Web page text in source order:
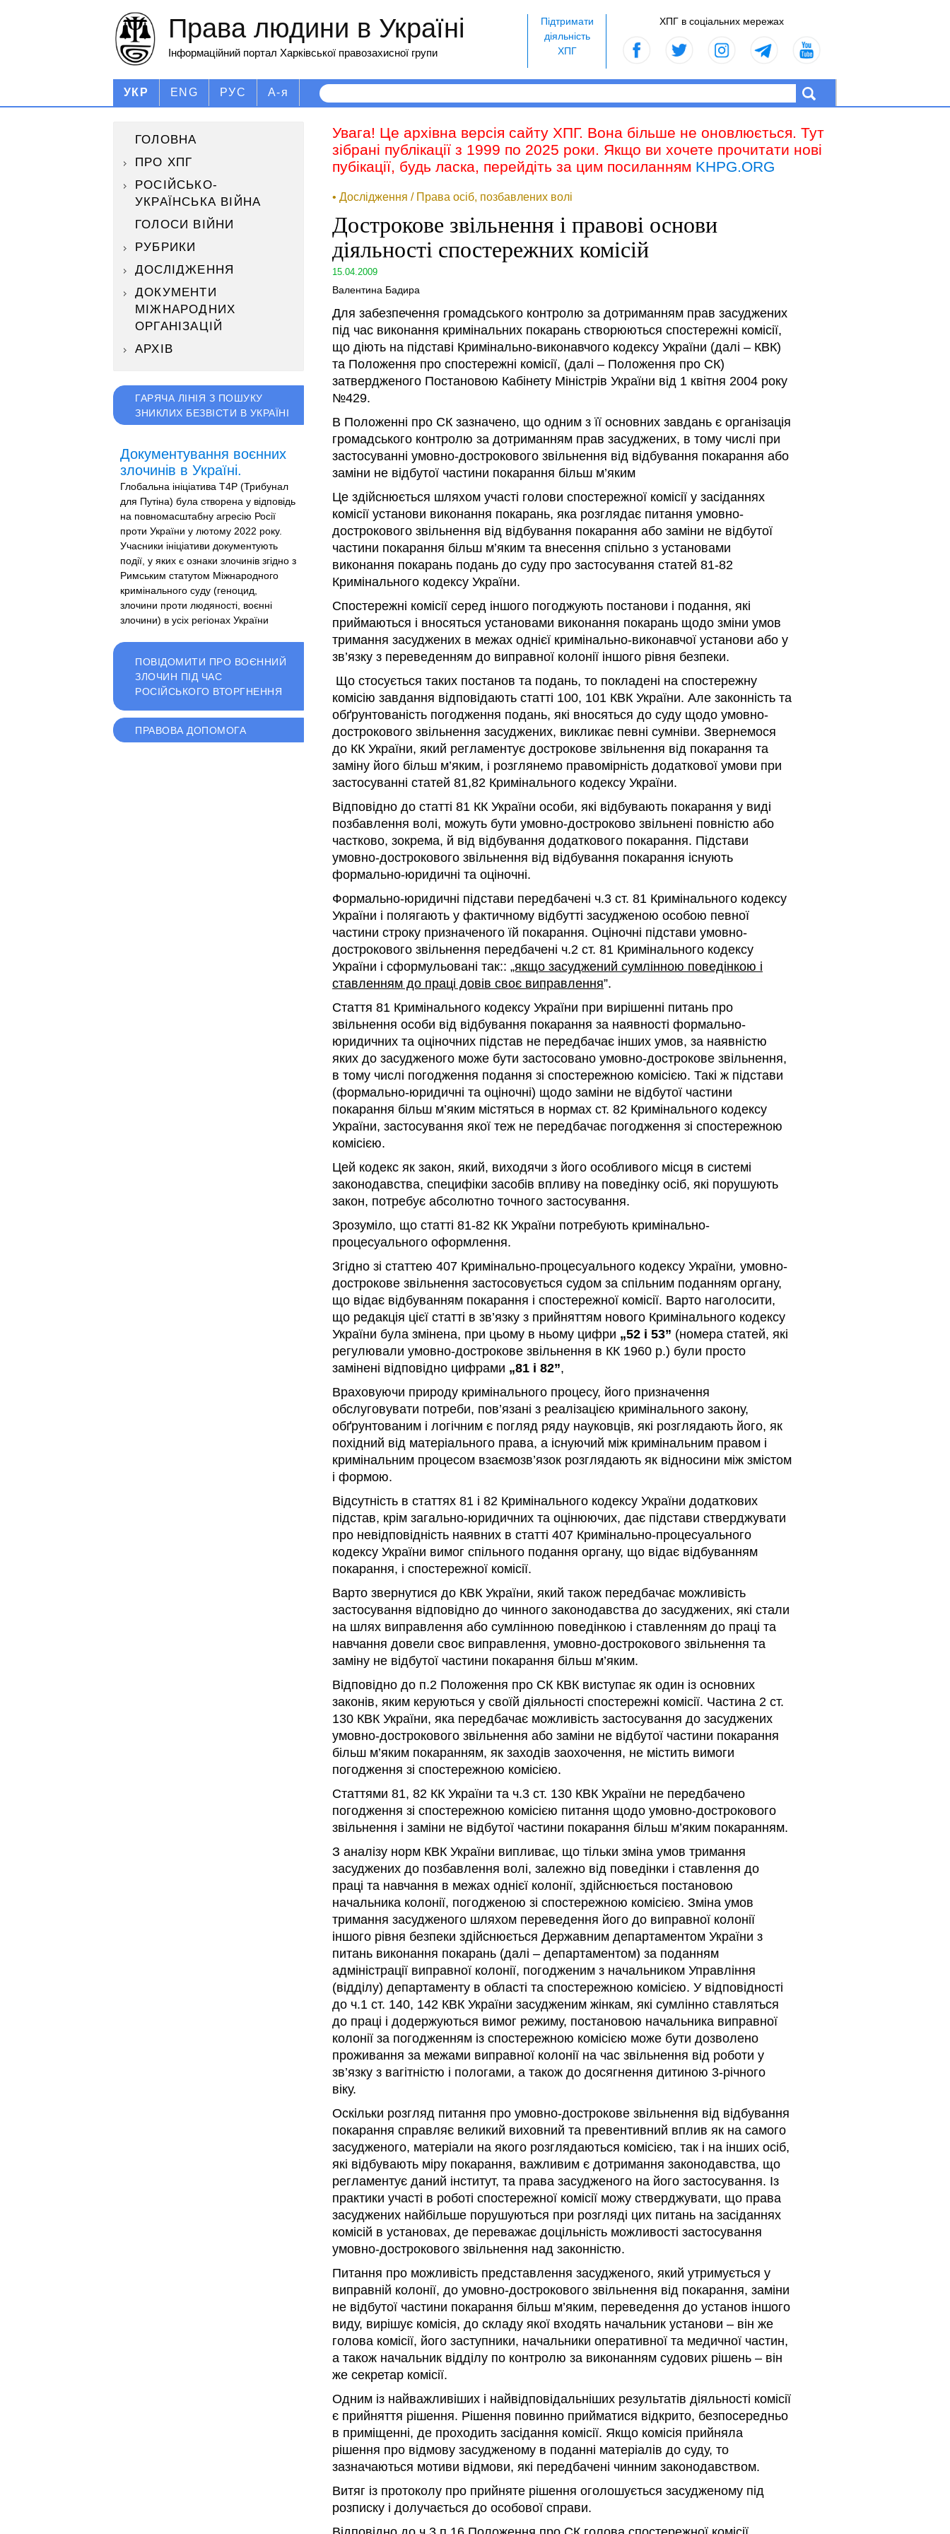
ХПГ в соціальних мережах
Підтримати
діяльність
ХПГ
Права людини в Україні
Інформаційний портал Харківської правозахисної групи
УКР ENG РУС А-я
ГОЛОВНА
ПРО ХПГ
РОСІЙСЬКО-
УКРАЇНСЬКА ВІЙНА
ГОЛОСИ ВІЙНИ
РУБРИКИ
ДОСЛІДЖЕННЯ
ДОКУМЕНТИ
МІЖНАРОДНИХ
ОРГАНІЗАЦІЙ
АРХІВ
ГАРЯЧА ЛІНІЯ З ПОШУКУ
ЗНИКЛИХ БЕЗВІСТИ В УКРАЇНІ
Документування воєнних
злочинів в Україні.
Глобальна ініціатива T4P (Трибунал
для Путіна) була створена у відповідь
на повномасштабну агресію Росії
проти України у лютому 2022 року.
Учасники ініціативи документують
події, у яких є ознаки злочинів згідно з
Римським статутом Міжнародного
кримінального суду (геноцид,
злочини проти людяності, воєнні
злочини) в усіх регіонах України
ПОВІДОМИТИ ПРО ВОЄННИЙ
ЗЛОЧИН ПІД ЧАС
РОСІЙСЬКОГО ВТОРГНЕННЯ
ПРАВОВА ДОПОМОГА
Увага! Це архівна версія сайту ХПГ. Вона більше не оновлюється. Тут
зібрані публікації з 1999 по 2025 роки. Якщо ви хочете прочитати нові
пубікації, будь ласка, перейдіть за цим посиланням KHPG.ORG
• Дослідження / Права осіб, позбавлених волі
Дострокове звільнення і правові основи
діяльності спостережних комісій
15.04.2009
Валентина Бадира
Для забезпечення громадського контролю за дотриманням прав засуджених
під час виконання кримінальних покарань створюються спостережні комісії,
що діють на підставі Кримінально-виконавчого кодексу України (далі – КВК)
та Положення про спостережні комісії, (далі – Положення про СК)
затвердженого Постановою Кабінету Міністрів України від 1 квітня 2004 року
№429.
В Положенні про СК зазначено, що одним з її основних завдань є організація
громадського контролю за дотриманням прав засуджених, в тому числі при
застосуванні умовно-дострокового звільнення від відбування покарання або
заміни не відбутої частини покарання більш м’яким
Це здійснюється шляхом участі голови спостережної комісії у засіданнях
комісії установи виконання покарань, яка розглядає питання умовно-
дострокового звільнення від відбування покарання або заміни не відбутої
частини покарання більш м’яким та внесення спільно з установами
виконання покарань подань до суду про застосування статей 81-82
Кримінального кодексу України.
Спостережні комісії серед іншого погоджують постанови і подання, які
приймаються і вносяться установами виконання покарань щодо зміни умов
тримання засуджених в межах однієї кримінально-виконавчої установи або у
зв’язку з переведенням до виправної колонії іншого рівня безпеки.
Що стосується таких постанов та подань, то покладені на спостережну
комісію завдання відповідають статті 100, 101 КВК України. Але законність та
обґрунтованість погодження подань, які вносяться до суду щодо умовно-
дострокового звільнення засуджених, викликає певні сумніви. Звернемося
до КК України, який регламентує дострокове звільнення від покарання та
заміну його більш м’яким, і розглянемо правомірність додаткової умови при
застосуванні статей 81,82 Кримінального кодексу України.
Відповідно до статті 81 КК України особи, які відбувають покарання у виді
позбавлення волі, можуть бути умовно-достроково звільнені повністю або
частково, зокрема, й від відбування додаткового покарання. Підстави
умовно-дострокового звільнення від відбування покарання існують
формально-юридичні та оціночні.
Формально-юридичні підстави передбачені ч.3 ст. 81 Кримінального кодексу
України і полягають у фактичному відбутті засудженою особою певної
частини строку призначеного їй покарання. Оціночні підстави умовно-
дострокового звільнення передбачені ч.2 ст. 81 Кримінального кодексу
України і сформульовані так:: „якщо засуджений сумлінною поведінкою і
ставленням до праці довів своє виправлення”.
Стаття 81 Кримінального кодексу України при вирішенні питань про
звільнення особи від відбування покарання за наявності формально-
юридичних та оціночних підстав не передбачає інших умов, за наявністю
яких до засудженого може бути застосовано умовно-дострокове звільнення,
в тому числі погодження подання зі спостережною комісією. Такі ж підстави
(формально-юридичні та оціночні) щодо заміни не відбутої частини
покарання більш м’яким містяться в нормах ст. 82 Кримінального кодексу
України, застосування якої теж не передбачає погодження зі спостережною
комісією.
Цей кодекс як закон, який, виходячи з його особливого місця в системі
законодавства, специфіки засобів впливу на поведінку осіб, які порушують
закон, потребує абсолютно точного застосування.
Зрозуміло, що статті 81-82 КК України потребують кримінально-
процесуального оформлення.
Згідно зі статтею 407 Кримінально-процесуального кодексу України, умовно-
дострокове звільнення застосовується судом за спільним поданням органу,
що відає відбуванням покарання і спостережної комісії. Варто наголосити,
що редакція цієї статті в зв’язку з прийняттям нового Кримінального кодексу
України була змінена, при цьому в ньому цифри „52 і 53” (номера статей, які
регулювали умовно-дострокове звільнення в КК 1960 р.) були просто
замінені відповідно цифрами „81 і 82”,
Враховуючи природу кримінального процесу, його призначення
обслуговувати потреби, пов’язані з реалізацією кримінального закону,
обґрунтованим і логічним є погляд ряду науковців, які розглядають його, як
похідний від матеріального права, а існуючий між кримінальним правом і
кримінальним процесом взаємозв’язок розглядають як відносини між змістом
і формою.
Відсутність в статтях 81 і 82 Кримінального кодексу України додаткових
підстав, крім загально-юридичних та оцінюючих, дає підстави стверджувати
про невідповідність наявних в статті 407 Кримінально-процесуального
кодексу України вимог спільного подання органу, що відає відбуванням
покарання, і спостережної комісії.
Варто звернутися до КВК України, який також передбачає можливість
застосування відповідно до чинного законодавства до засуджених, які стали
на шлях виправлення або сумлінною поведінкою і ставленням до праці та
навчання довели своє виправлення, умовно-дострокового звільнення та
заміну не відбутої частини покарання більш м’яким.
Відповідно до п.2 Положення про СК КВК виступає як один із основних
законів, яким керуються у своїй діяльності спостережні комісії. Частина 2 ст.
130 КВК України, яка передбачає можливість застосування до засуджених
умовно-дострокового звільнення або заміни не відбутої частини покарання
більш м’яким покаранням, як заходів заохочення, не містить вимоги
погодження зі спостережною комісією.
Статтями 81, 82 КК України та ч.3 ст. 130 КВК України не передбачено
погодження зі спостережною комісією питання щодо умовно-дострокового
звільнення і заміни не відбутої частини покарання більш м’яким покаранням.
З аналізу норм КВК України випливає, що тільки зміна умов тримання
засуджених до позбавлення волі, залежно від поведінки і ставлення до
праці та навчання в межах однієї колонії, здійснюється постановою
начальника колонії, погодженою зі спостережною комісією. Зміна умов
тримання засудженого шляхом переведення його до виправної колонії
іншого рівня безпеки здійснюється Державним департаментом України з
питань виконання покарань (далі – департаментом) за поданням
адміністрації виправної колонії, погодженим з начальником Управління
(відділу) департаменту в області та спостережною комісією. У відповідності
до ч.1 ст. 140, 142 КВК України засудженим жінкам, які сумлінно ставляться
до праці і додержуються вимог режиму, постановою начальника виправної
колонії за погодженням із спостережною комісією може бути дозволено
проживання за межами виправної колонії на час звільнення від роботи у
зв’язку з вагітністю і пологами, а також до досягнення дитиною 3-річного
віку.
Оскільки розгляд питання про умовно-дострокове звільнення від відбування
покарання справляє великий виховний та превентивний вплив як на самого
засудженого, матеріали на якого розглядаються комісією, так і на інших осіб,
які відбувають міру покарання, важливим є дотримання законодавства, що
регламентує даний інститут, та права засудженого на його застосування. Із
практики участі в роботі спостережної комісії можу стверджувати, що права
засуджених найбільше порушуються при розгляді цих питань на засіданнях
комісій в установах, де переважає доцільність можливості застосування
умовно-дострокового звільнення над законністю.
Питання про можливість представлення засудженого, який утримується у
виправній колонії, до умовно-дострокового звільнення від покарання, заміни
не відбутої частини покарання більш м’яким, переведення до установ іншого
виду, вирішує комісія, до складу якої входять начальник установи – він же
голова комісії, його заступники, начальники оперативної та медичної частин,
а також начальник відділу по контролю за виконанням судових рішень – він
же секретар комісії.
Одним із найважливіших і найвідповідальніших результатів діяльності комісії
є прийняття рішення. Рішення повинно прийматися відкрито, безпосередньо
в приміщенні, де проходить засідання комісії. Якщо комісія прийняла
рішення про відмову засудженому в поданні матеріалів до суду, то
зазначаються мотиви відмови, які передбачені чинним законодавством.
Витяг із протоколу про прийняте рішення оголошується засудженому під
розписку і долучається до особової справи.